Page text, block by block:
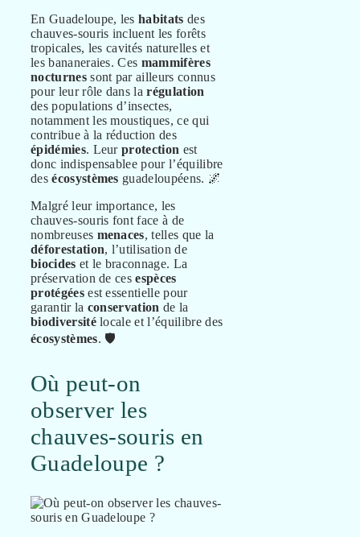
En Guadeloupe, leshabitats des
chauves-souris incluent les forêts
tropicales, les cavités naturelles et
les bananeraies. Ces mammifères
nocturnessont par ailleurs connus
pour leur rôle dans larégulation
des populations d’insectes,
notamment les moustiques, ce qui
contribue à la réduction des
épidémies. Leurprotection est
donc indispensablee pour l’équilibre
desécosystèmes guadeloupéens. 🌌
Malgré leur importance, les
chauves-souris font face à de
nombreuses menaces, telles que la
déforestation, l’utilisation de
biocides et le braconnage. La
préservation de cesespèces
protégéesest essentielle pour
garantir la conservation de la
biodiversitélocale et l’équilibre des
écosystèmes. 🛡️
Où peut-on
observer les
chauves-souris en
Guadeloupe ?